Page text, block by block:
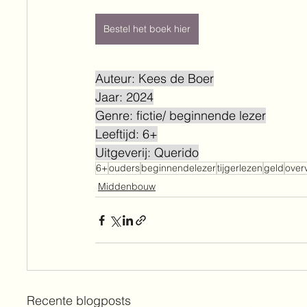
Bestel het boek hier
Auteur: Kees de Boer
Jaar: 2024
Genre: fictie/ beginnende lezer
Leeftijd: 6+
Uitgeverij: Querido
6+oudersbeginnendelezertijgerlezengeld
Middenbouw
Recente blogposts